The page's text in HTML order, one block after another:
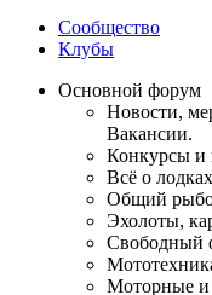
Сообщество
Клубы
Основной форум
Новости,
Вакансии.
Конкурсы и
Всё о
Общий
Эхолоты,
Свободный
Моторные и